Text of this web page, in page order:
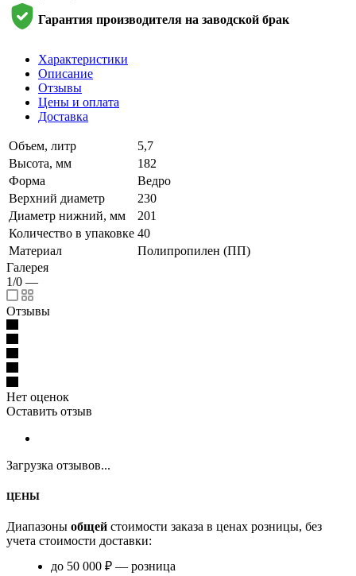
Гарантия производителя на заводской брак
Характеристики
Описание
Отзывы
Цены и оплата
Доставка
Объем, литр
5,7
Высота, мм
182
Форма
Ведро
Верхний диаметр
230
Диаметр нижний, мм
201
Количество в упаковке 40
Материал
Полипропилен (ПП)
Галерея
1/0 —
Отзывы
Нет оценок
Оставить отзыв
Загрузка отзывов...
ЦЕНЫ
Диапазоны общей стоимости заказа в ценах розницы, без
учета стоимости доставки:
до 50 000 ₽ — розница